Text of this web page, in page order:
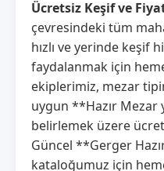
Ücretsiz Keşif ve
çevresindeki tüm
hızlı ve yerinde keşif
faydalanmak için
ekiplerimiz, mezar
uygun **Hazır Mezar
belirlemek üzere
Güncel **Gerger
kataloğumuz için